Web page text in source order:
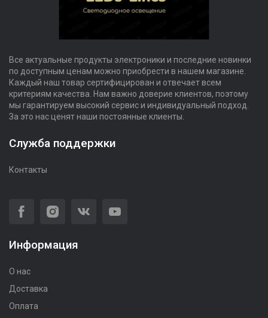
Все актуальные продукты электроники и последние новинки
по доступным ценам можно приобрести в нашем магазине.
Каждый наш товар сертифицирован и отвечает всем
критериям качества. Нам важно доверие клиентов, поэтому
мы гарантируем высокий сервис и индивидуальный подход.
За это нас ценят наши постоянные клиенты.
Служба поддержки
Контакты
Информация
О нас
Доставка
Оплата